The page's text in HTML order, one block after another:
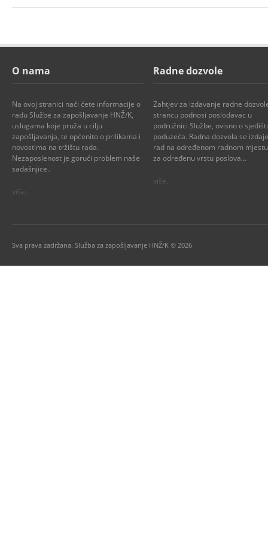
O nama
Na ovoj stranici naći ćete informacije o
radu Službe za zapošljavanje HNŽ/K,
uslugama koje pruža u cilju
zapošljavanja, te općenito o prilikama i
novostima na tržištu rada.
Nezaposlenost je gorući problem naše
sadašnjice..
više..
Radne dozvole
Zahtjev za izdavanje radne
strancu podnosi poslodavac u
podružnici Službe, ovisno o
poduzeća. Radna dozvola se
rad na određenom radnom
za određenu vrstu poslova...
više..
Sva prava zadržana. Služba za zapošljavanje HNŽ/K © 2026